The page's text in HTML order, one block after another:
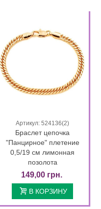
Артикул: 524136(2)
Браслет цепочка
"Панцирное" плетение
0,5/19 см лимонная
позолота
149,00 грн.
В КОРЗИНУ